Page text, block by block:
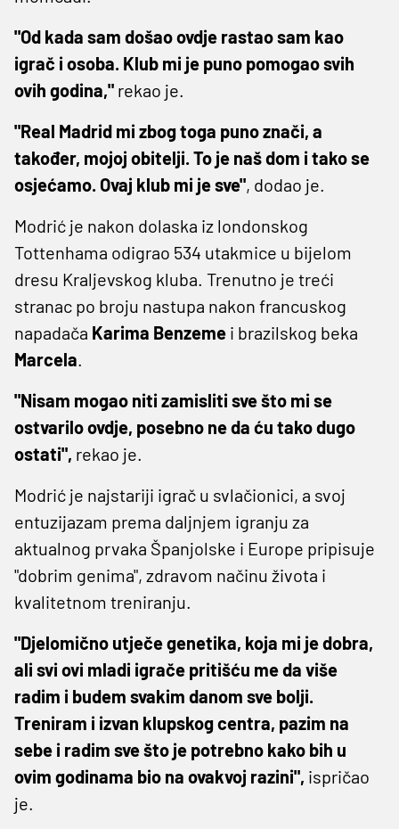
"Od kada sam došao ovdje rastao sam kao
igrač i osoba. Klub mi je puno pomogao svih
ovih godina," rekao je.
"Real Madrid mi zbog toga puno znači, a
također, mojoj obitelji. To je naš dom i tako se
osjećamo. Ovaj klub mi je sve", dodao je.
Modrić je nakon dolaska iz londonskog
Tottenhama odigrao 534 utakmice u bijelom
dresu Kraljevskog kluba. Trenutno je treći
stranac po broju nastupa nakon francuskog
napadača Karima Benzeme i brazilskog beka
Marcela.
"Nisam mogao niti zamisliti sve što mi se
ostvarilo ovdje, posebno ne da ću tako dugo
ostati", rekao je.
Modrić je najstariji igrač u svlačionici, a svoj
entuzijazam prema daljnjem igranju za
aktualnog prvaka Španjolske i Europe pripisuje
"dobrim genima", zdravom načinu života i
kvalitetnom treniranju.
"Djelomično utječe genetika, koja mi je dobra,
ali svi ovi mladi igrače pritišću me da više
radim i budem svakim danom sve bolji.
Treniram i izvan klupskog centra, pazim na
sebe i radim sve što je potrebno kako bih u
ovim godinama bio na ovakvoj razini", ispričao
je.